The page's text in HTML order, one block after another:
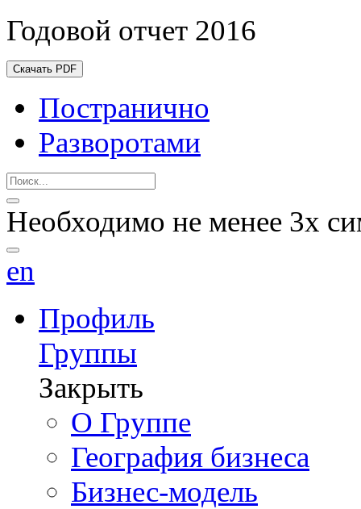
Годовой отчет 2016
Скачать PDF
Постранично
Разворотами
Необходимо не менее 3х
en
Профиль
Группы
Закрыть
О Группе
География бизнеса
Бизнес-модель